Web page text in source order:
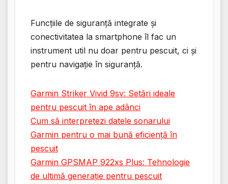
Funcțiile de siguranță integrate și
conectivitatea la smartphone îl fac un
instrument util nu doar pentru pescuit, ci și
pentru navigație în siguranță.
Garmin Striker Vivid 9sv: Setări ideale
pentru pescuit în ape adânci
Cum să interpretezi datele sonarului
Garmin pentru o mai bună eficiență în
pescuit
Garmin GPSMAP 922xs Plus: Tehnologie
de ultimă generație pentru pescuit